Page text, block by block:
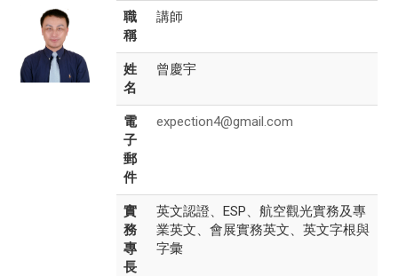
職
稱
講師
姓
名
曾慶宇
電
子
郵
件
expection4@gmail.com
實
務
專
長
英文認證、ESP、航空觀光實務及專
業英文、會展實務英文、英文字根與
字彙